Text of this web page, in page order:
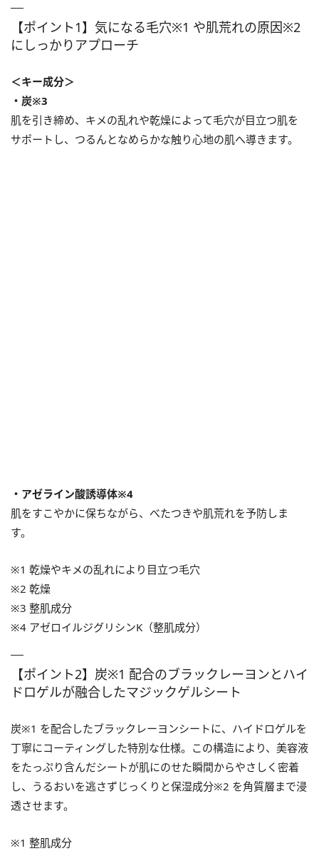
【ポイント1】気になる毛穴※1 や肌荒れの原因※2
にしっかりアプローチ
＜キー成分＞
・炭※3
肌を引き締め、キメの乱れや乾燥によって毛穴が目立つ肌を
サポートし、つるんとなめらかな触り心地の肌へ導きます。
・アゼライン酸誘導体※4
肌をすこやかに保ちながら、べたつきや肌荒れを予防しま
す。
※1 乾燥やキメの乱れにより目立つ毛穴
※2 乾燥
※3 整肌成分
※4 アゼロイルジグリシンK（整肌成分）
【ポイント2】炭※1 配合のブラックレーヨンとハイ
ドロゲルが融合したマジックゲルシート
炭※1 を配合したブラックレーヨンシートに、ハイドロゲルを
丁寧にコーティングした特別な仕様。この構造により、美容液
をたっぷり含んだシートが肌にのせた瞬間からやさしく密着
し、うるおいを逃さずじっくりと保湿成分※2 を角質層まで浸
透させます。
※1 整肌成分